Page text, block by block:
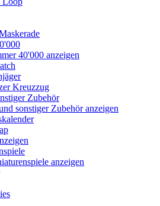
40'000 anzeigen
Kreuzzug
Zubehör
sonstiger Zubehör anzeigen
anzeigen